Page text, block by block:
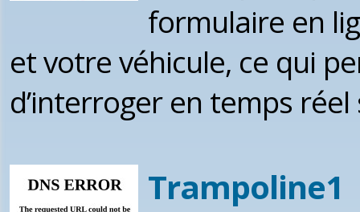
formulaire en
et votre véhicule, ce qui
d’interroger en temps
Trampoline1